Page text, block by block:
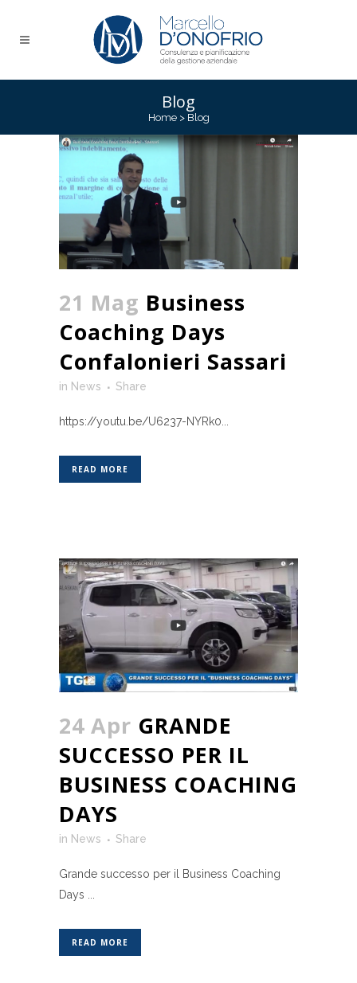
Blog
Home> Blog
21 Mag Business
Coaching Days
Confalonieri Sassari
in News Share
https://youtu.be/U6237-NYRk0...
READ MORE
24 Apr GRANDE
SUCCESSO PER IL
BUSINESS COACHING
DAYS
in News Share
Grande successo per il Business Coaching
Days ...
READ MORE